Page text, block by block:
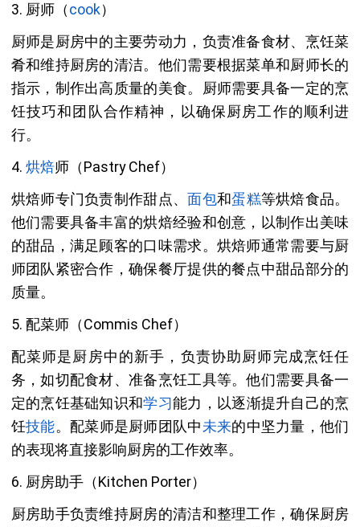
3. 厨师（cook）
厨师是厨房中的主要劳动力，负责准备食材、烹饪菜
肴和维持厨房的清洁。他们需要根据菜单和厨师长的
指示，制作出高质量的美食。厨师需要具备一定的烹
饪技巧和团队合作精神，以确保厨房工作的顺利进
行。
4. 烘焙师（Pastry Chef）
烘焙师专门负责制作甜点、面包和蛋糕等烘焙食品。
他们需要具备丰富的烘焙经验和创意，以制作出美味
的甜品，满足顾客的口味需求。烘焙师通常需要与厨
师团队紧密合作，确保餐厅提供的餐点中甜品部分的
质量。
5. 配菜师（Commis Chef）
配菜师是厨房中的新手，负责协助厨师完成烹饪任
务，如切配食材、准备烹饪工具等。他们需要具备一
定的烹饪基础知识和学习能力，以逐渐提升自己的烹
饪技能。配菜师是厨师团队中未来的中坚力量，他们
的表现将直接影响厨房的工作效率。
6. 厨房助手（Kitchen Porter）
厨房助手负责维持厨房的清洁和整理工作，确保厨房